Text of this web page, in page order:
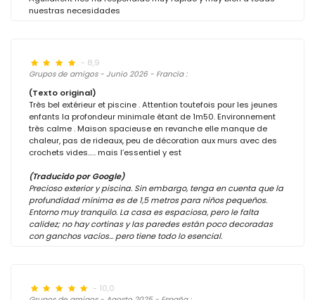
nuestras necesidades
- 8,9
Grupos de amigos - Junio 2026 - Francia :
(Texto original)
Très bel extérieur et piscine . Attention toutefois pour les jeunes
enfants la profondeur minimale étant de 1m50. Environnement
très calme . Maison spacieuse en revanche elle manque de
chaleur, pas de rideaux, peu de décoration aux murs avec des
crochets vides….. mais l’essentiel y est
(Traducido por Google)
Precioso exterior y piscina. Sin embargo, tenga en cuenta que la
profundidad mínima es de 1,5 metros para niños pequeños.
Entorno muy tranquilo. La casa es espaciosa, pero le falta
calidez; no hay cortinas y las paredes están poco decoradas
con ganchos vacíos… pero tiene todo lo esencial.
- 10,0